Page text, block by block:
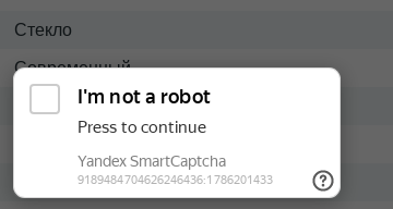
Стекло
Современный